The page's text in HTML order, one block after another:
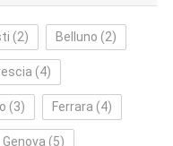
(2) Belluno (2)
(4)
(3) Ferrara (4)
Genova (5)